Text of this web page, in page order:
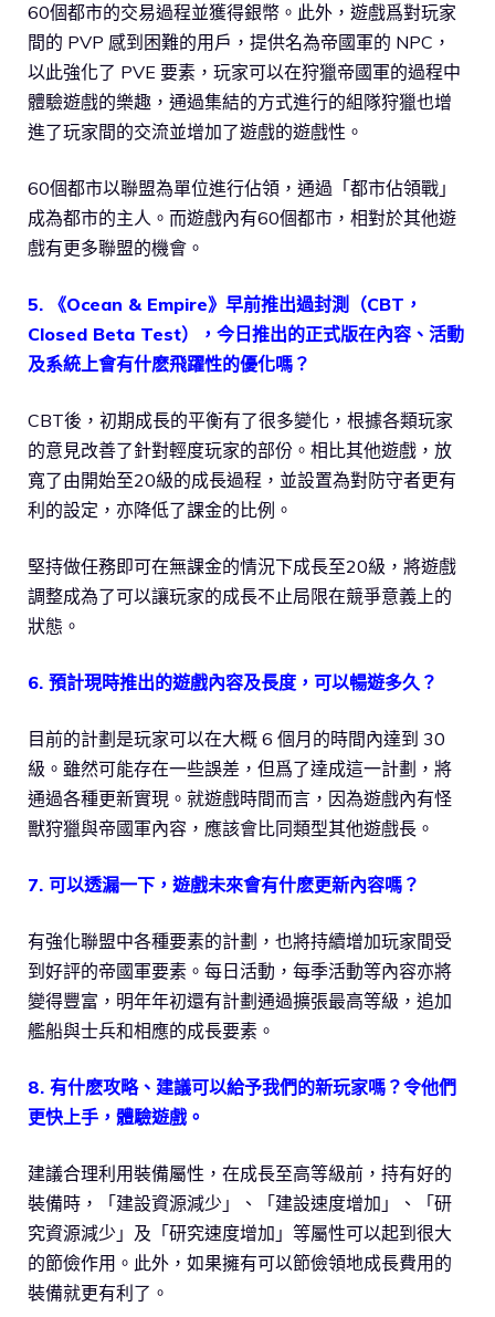
60個都市的交易過程並獲得銀幣。此外，遊戲爲對玩家
間的 PVP 感到困難的用戶，提供名為帝國軍的 NPC，
以此強化了 PVE 要素，玩家可以在狩獵帝國軍的過程中
體驗遊戲的樂趣，通過集結的方式進行的組隊狩獵也增
進了玩家間的交流並增加了遊戲的遊戲性。
60個都市以聯盟為單位進行佔領，通過「都市佔領戰」
成為都市的主人。而遊戲內有60個都市，相對於其他遊
戲有更多聯盟的機會。
5. 《Ocean & Empire》早前推出過封測（CBT，
Closed Beta Test），今日推出的正式版在內容、活動
及系統上會有什麽飛躍性的優化嗎？
CBT後，初期成長的平衡有了很多變化，根據各類玩家
的意見改善了針對輕度玩家的部份。相比其他遊戲，放
寬了由開始至20級的成長過程，並設置為對防守者更有
利的設定，亦降低了課金的比例。
堅持做任務即可在無課金的情況下成長至20級，將遊戲
調整成為了可以讓玩家的成長不止局限在競爭意義上的
狀態。
6. 預計現時推出的遊戲內容及長度，可以暢遊多久？
目前的計劃是玩家可以在大概 6 個月的時間內達到 30
級。雖然可能存在一些誤差，但爲了達成這一計劃，將
通過各種更新實現。就遊戲時間而言，因為遊戲內有怪
獸狩獵與帝國軍內容，應該會比同類型其他遊戲長。
7. 可以透漏一下，遊戲未來會有什麽更新內容嗎？
有強化聯盟中各種要素的計劃，也將持續增加玩家間受
到好評的帝國軍要素。每日活動，每季活動等內容亦將
變得豐富，明年年初還有計劃通過擴張最高等級，追加
艦船與士兵和相應的成長要素。
8. 有什麽攻略、建議可以給予我們的新玩家嗎？令他們
更快上手，體驗遊戲。
建議合理利用裝備屬性，在成長至高等級前，持有好的
裝備時，「建設資源減少」、「建設速度增加」、「研
究資源減少」及「研究速度增加」等屬性可以起到很大
的節儉作用。此外，如果擁有可以節儉領地成長費用的
裝備就更有利了。